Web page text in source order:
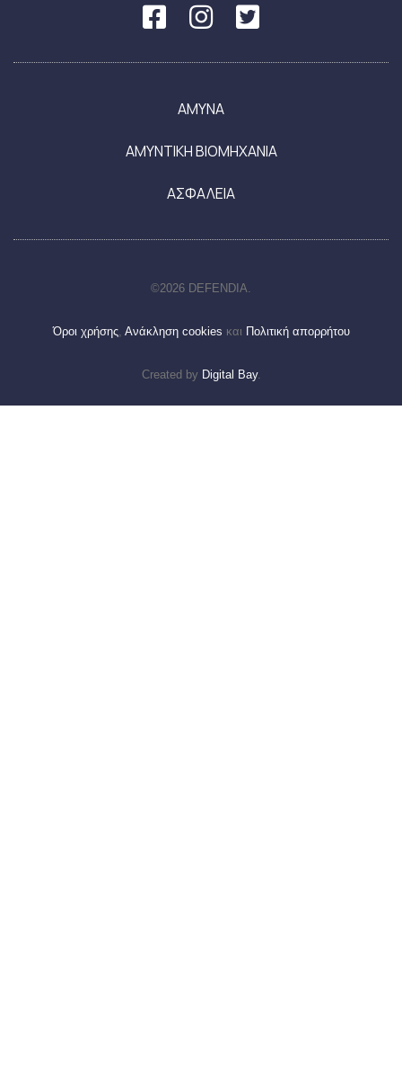
ΑΜΥΝΑ
ΑΜΥΝΤΙΚΗ ΒΙΟΜΗΧΑΝΙΑ
ΑΣΦΑΛΕΙΑ
©2026 DEFENDIA.
Όροι χρήσης, Ανάκληση cookies και Πολιτική απορρήτου
Created by Digital Bay.